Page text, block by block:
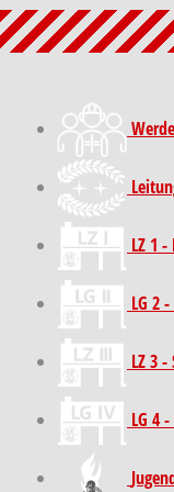
LZ 1
LG 2
LZ 3
LG 4